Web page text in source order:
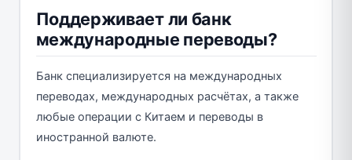
Поддерживает ли банк
международные переводы?
Банк специализируется на международных
переводах, международных расчётах, а также
любые операции с Китаем и переводы в
иностранной валюте.